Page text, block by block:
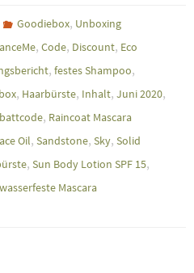
Goodiebox, Unboxing
,Code, Discount, Eco
, festes Shampoo,
, Haarbürste, Inhalt, Juni 2020,
, Raincoat Mascara
Oil, Sandstone, Sky, Solid
, Sun Body Lotion SPF 15,
wasserfeste Mascara